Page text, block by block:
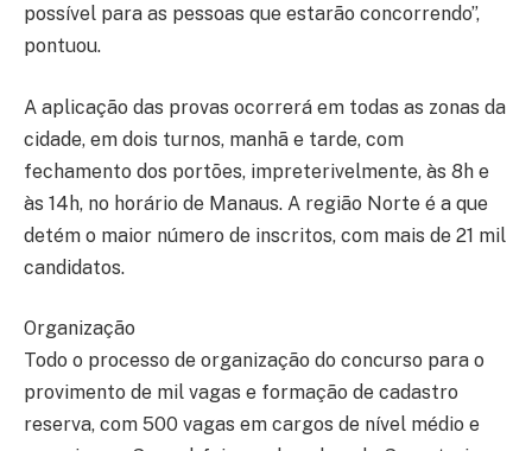
possível para as pessoas que estarão concorrendo”,
pontuou.
A aplicação das provas ocorrerá em todas as zonas da
cidade, em dois turnos, manhã e tarde, com
fechamento dos portões, impreterivelmente, às 8h e
às 14h, no horário de Manaus. A região Norte é a que
detém o maior número de inscritos, com mais de 21 mil
candidatos.
Organização
Todo o processo de organização do concurso para o
provimento de mil vagas e formação de cadastro
reserva, com 500 vagas em cargos de nível médio e